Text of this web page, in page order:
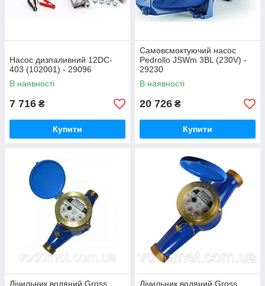
Насос дизпаливний 12DC-
403 (102001) - 29096
В наявності
7 716 ₴
Купити
Самовсмоктуючий насос
Pedrollo JSWm 3BL (230V) -
29230
В наявності
20 726 ₴
Купити
Лічильник водяний Gross
Лічильник водяний Gross